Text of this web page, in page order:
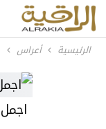
الرئيسية أعراس